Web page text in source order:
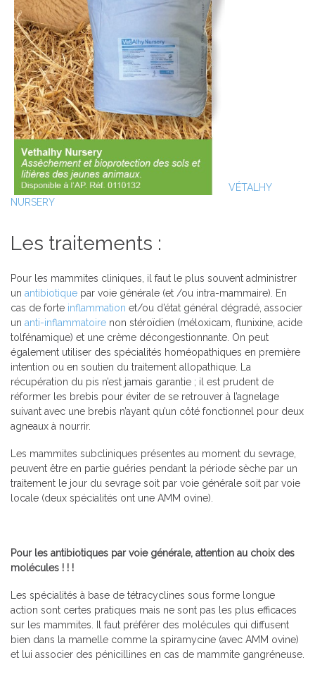
VÉTALHY
NURSERY
Les traitements :
Pour les mammites cliniques, il faut le plus souvent administrer
un antibiotique par voie générale (et /ou intra-mammaire). En
cas de forte inflammation et/ou d’état général dégradé, associer
un anti-inflammatoire non stéroïdien (méloxicam, flunixine, acide
tolfénamique) et une crème décongestionnante. On peut
également utiliser des spécialités homéopathiques en première
intention ou en soutien du traitement allopathique. La
récupération du pis n’est jamais garantie ; il est prudent de
réformer les brebis pour éviter de se retrouver à l’agnelage
suivant avec une brebis n’ayant qu’un côté fonctionnel pour deux
agneaux à nourrir.
Les mammites subcliniques présentes au moment du sevrage,
peuvent être en partie guéries pendant la période sèche par un
traitement le jour du sevrage soit par voie générale soit par voie
locale (deux spécialités ont une AMM ovine).
Pour les antibiotiques par voie générale, attention au choix des
molécules ! ! !
Les spécialités à base de tétracyclines sous forme longue
action sont certes pratiques mais ne sont pas les plus efficaces
sur les mammites. Il faut préférer des molécules qui diffusent
bien dans la mamelle comme la spiramycine (avec AMM ovine)
et lui associer des pénicillines en cas de mammite gangréneuse.